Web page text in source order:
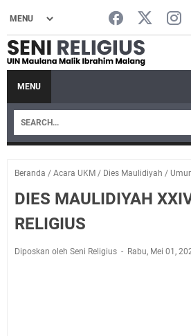
MENU
Beranda / Acara UKM / Dies Maulidiyah /
DIES MAULIDIYAH
RELIGIUS
Diposkan oleh Seni Religius Rabu, Mei 01,